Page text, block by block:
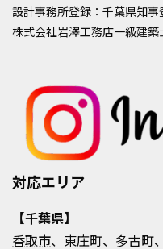
設計事務所登録：千葉県知事
株式会社岩澤工務店一級建築
対応エリア
【千葉県】
香取市、東庄町、多古町